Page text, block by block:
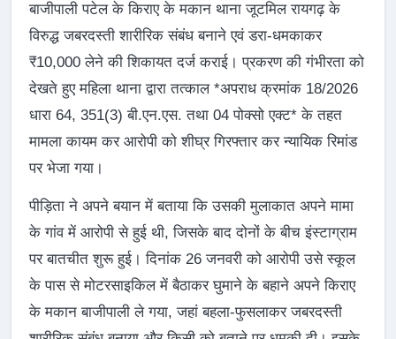
बाजीपाली पटेल के किराए के मकान थाना जूटमिल रायगढ़ के
विरुद्ध जबरदस्ती शारीरिक संबंध बनाने एवं डरा-धमकाकर
₹10,000 लेने की शिकायत दर्ज कराई। प्रकरण की गंभीरता को
देखते हुए महिला थाना द्वारा तत्काल *अपराध क्रमांक 18/2026
धारा 64, 351(3) बी.एन.एस. तथा 04 पोक्सो एक्ट* के तहत
मामला कायम कर आरोपी को शीघ्र गिरफ्तार कर न्यायिक रिमांड
पर भेजा गया।
पीड़िता ने अपने बयान में बताया कि उसकी मुलाकात अपने मामा
के गांव में आरोपी से हुई थी, जिसके बाद दोनों के बीच इंस्टाग्राम
पर बातचीत शुरू हुई। दिनांक 26 जनवरी को आरोपी उसे स्कूल
के पास से मोटरसाइकिल में बैठाकर घुमाने के बहाने अपने किराए
के मकान बाजीपाली ले गया, जहां बहला-फुसलाकर जबरदस्ती